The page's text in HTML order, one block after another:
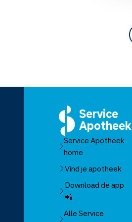
Service
Apotheek
Service Apotheek
home
Vind je apotheek
Download de app
📲
Alle Service